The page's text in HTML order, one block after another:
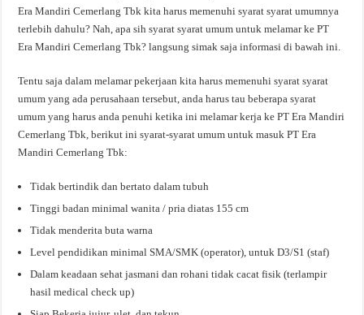
Era Mandiri Cemerlang Tbk kita harus memenuhi syarat syarat umumnya
terlebih dahulu? Nah, apa sih syarat syarat umum untuk melamar ke PT
Era Mandiri Cemerlang Tbk? langsung simak saja informasi di bawah ini.
Tentu saja dalam melamar pekerjaan kita harus memenuhi syarat syarat
umum yang ada perusahaan tersebut, anda harus tau beberapa syarat
umum yang harus anda penuhi ketika ini melamar kerja ke PT Era Mandiri
Cemerlang Tbk, berikut ini syarat-syarat umum untuk masuk PT Era
Mandiri Cemerlang Tbk:
Tidak bertindik dan bertato dalam tubuh
Tinggi badan minimal wanita / pria diatas 155 cm
Tidak menderita buta warna
Level pendidikan minimal SMA/SMK (operator), untuk D3/S1 (staf)
Dalam keadaan sehat jasmani dan rohani tidak cacat fisik (terlampir
hasil medical check up)